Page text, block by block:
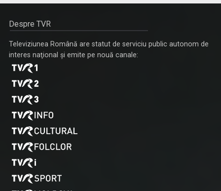
Despre TVR
Televiziunea Română are statut de serviciu public autonom de
interes naţional şi emite pe nouă canale: